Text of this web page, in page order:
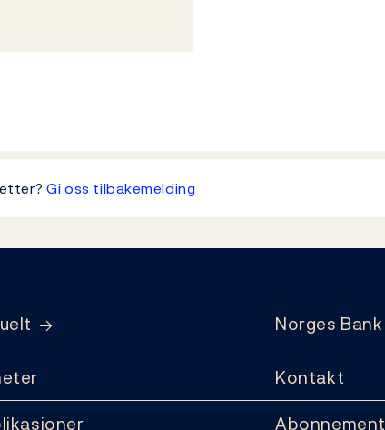
Gi oss tilbakemelding
Norges Bank
Kontakt
Abonnement